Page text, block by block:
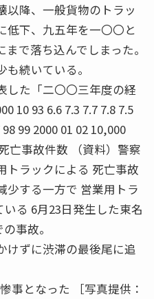
以降、一般貨物のトラッ
低下、九五年を一〇〇と
で落ち込んでしまった。
続いている。
した「二〇〇三年度の経
10 93 6.6 7.3 7.7 7.8 7.5
99 2000 01 02 10,000
亡事故件数 （資料）警察
トラックによる 死亡事故
少する一方で 営業用トラ
る 6月23日発生した東名
事故。
けずに渋滞の最後尾に追
事となった ［写真提供：